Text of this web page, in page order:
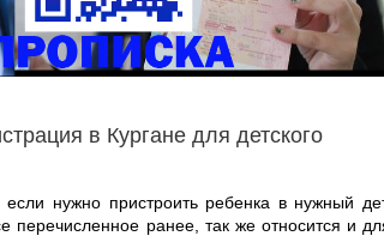
в Кургане для детского
нужно пристроить ребенка в нужный
перечисленное ранее, так же относится и